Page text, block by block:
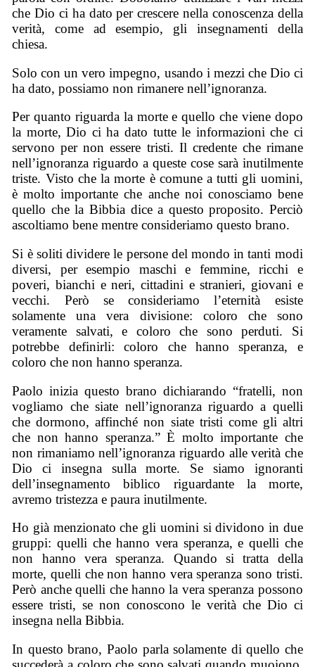
che Dio ci ha dato per crescere nella conoscenza della
verità, come ad esempio, gli insegnamenti della
chiesa.
Solo con un vero impegno, usando i mezzi che Dio ci
ha dato, possiamo non rimanere nell’ignoranza.
Per quanto riguarda la morte e quello che viene dopo
la morte, Dio ci ha dato tutte le informazioni che ci
servono per non essere tristi. Il credente che rimane
nell’ignoranza riguardo a queste cose sarà inutilmente
triste. Visto che la morte è comune a tutti gli uomini,
è molto importante che anche noi conosciamo bene
quello che la Bibbia dice a questo proposito. Perciò
ascoltiamo bene mentre consideriamo questo brano.
Si è soliti dividere le persone del mondo in tanti modi
diversi, per esempio maschi e femmine, ricchi e
poveri, bianchi e neri, cittadini e stranieri, giovani e
vecchi. Però se consideriamo l’eternità esiste
solamente una vera divisione: coloro che sono
veramente salvati, e coloro che sono perduti. Si
potrebbe definirli: coloro che hanno speranza, e
coloro che non hanno speranza.
Paolo inizia questo brano dichiarando “fratelli, non
vogliamo che siate nell’ignoranza riguardo a quelli
che dormono, affinché non siate tristi come gli altri
che non hanno speranza.” È molto importante che
non rimaniamo nell’ignoranza riguardo alle verità che
Dio ci insegna sulla morte. Se siamo ignoranti
dell’insegnamento biblico riguardante la morte,
avremo tristezza e paura inutilmente.
Ho già menzionato che gli uomini si dividono in due
gruppi: quelli che hanno vera speranza, e quelli che
non hanno vera speranza. Quando si tratta della
morte, quelli che non hanno vera speranza sono tristi.
Però anche quelli che hanno la vera speranza possono
essere tristi, se non conoscono le verità che Dio ci
insegna nella Bibbia.
In questo brano, Paolo parla solamente di quello che